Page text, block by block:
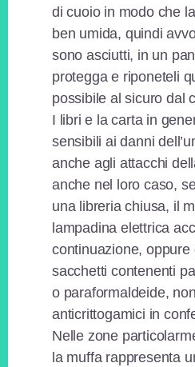
di cuoio in modo che
ben umida, quindi
sono asciutti, in un
protegga e riponeteli
possibile al sicuro dal
I libri e la carta in
sensibili ai danni
anche agli attacchi
anche nel loro caso,
una libreria chiusa, il
lampadina elettrica
continuazione, oppure
sacchetti contenenti
o paraformaldeide,
anticrittogamici in
Nelle zone
la muffa rappresenta